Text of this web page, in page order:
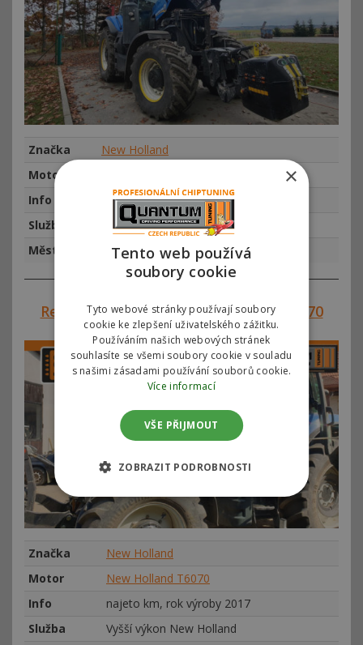
Značka
New Holland
Motor
Info
najeto km, rok výroby 2014
Služba
Vypnutí ADBLUE New Holland
Město
Celá ČR
Reference #00763 – New Holland T6070
Značka
New Holland
Motor
New Holland T6070
Info
najeto km, rok výroby 2017
Služba
Vyšší výkon New Holland
×
Tento web používá
soubory cookie
Tyto webové stránky používají soubory
cookie ke zlepšení uživatelského zážitku.
Používáním našich webových stránek
souhlasíte se všemi soubory cookie v souladu
s našimi zásadami používání souborů cookie.
Více informací
VŠE PŘIJMOUT
ZOBRAZIT PODROBNOSTI